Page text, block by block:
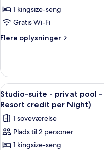
Night)
Resort
credit
Night)
suite
-
privat
udsigt
til
have
(THB
2,000
Net
Resort
1 kingsize-seng
Gratis Wi-Fi
Flere oplysninger
Flere
suite
privat
pool
udsigt
til
(THB
Indlæs
alle
billeder
af
Studio-
suite
5
Studio-suite - privat pool
Resort credit per Night)
1 soveværelse
Plads til 2 personer
1 kingsize-seng